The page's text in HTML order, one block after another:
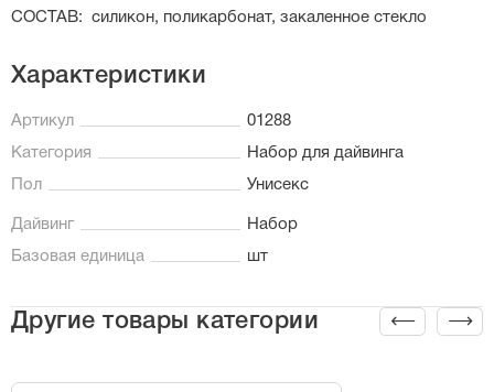
СОСТАВ: силикон, поликарбонат, закаленное стекло
Характеристики
Артикул 01288
Категория Набор для дайвинга
Пол Унисекс
Дайвинг Набор
Базовая единица шт
Другие товары категории